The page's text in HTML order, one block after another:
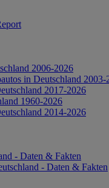
2006-2026
in Deutschland 2003-
2017-2026
1960-2026
2014-2026
- Daten & Fakten
- Daten & Fakten